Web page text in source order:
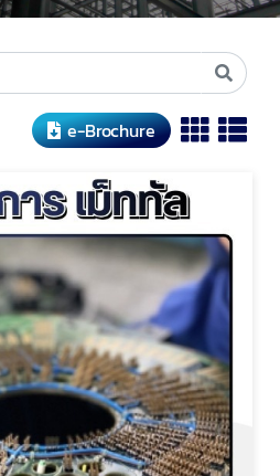
e-Brochure